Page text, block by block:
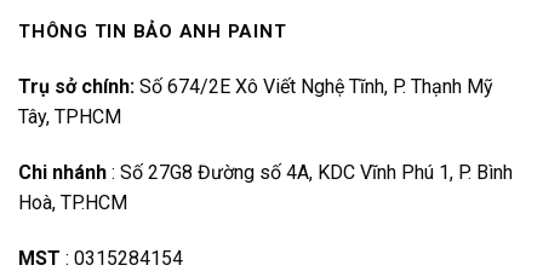
THÔNG TIN BẢO ANH PAINT
Trụ sở chính: Số 674/2E Xô Viết Nghệ Tĩnh, P. Thạnh Mỹ
Tây, TPHCM
Chi nhánh : Số 27G8 Đường số 4A, KDC Vĩnh Phú 1, P. Bình
Hoà, TP.HCM
MST : 0315284154